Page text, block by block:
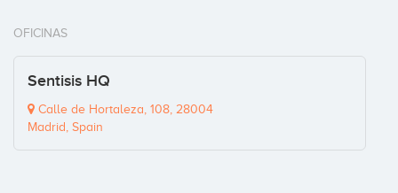
OFICINAS
Sentisis HQ
Calle de Hortaleza, 108, 28004
Madrid, Spain